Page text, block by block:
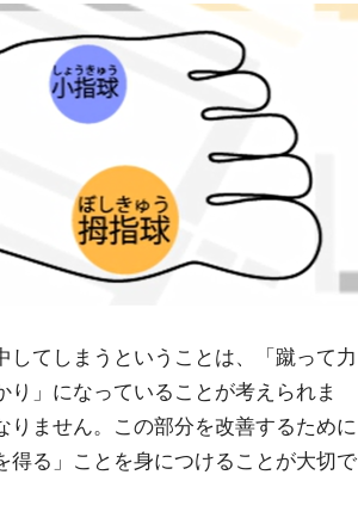
てしまうということは、「蹴って力
」になっていることが考えられま
ません。この部分を改善するために
得る」ことを身につけることが大切で